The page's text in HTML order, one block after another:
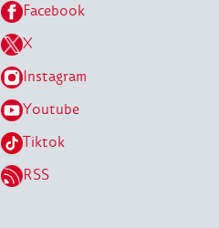
Facebook
X
Instagram
Youtube
Tiktok
RSS